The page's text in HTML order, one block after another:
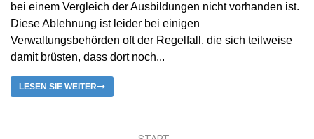
bei einem Vergleich der Ausbildungen nicht vorhanden ist.
Diese Ablehnung ist leider bei einigen
Verwaltungsbehörden oft der Regelfall, die sich teilweise
damit brüsten, dass dort noch...
LESEN SIE WEITER